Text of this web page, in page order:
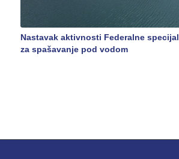
Nastavak aktivnosti Federalne
za spašavanje pod vodom